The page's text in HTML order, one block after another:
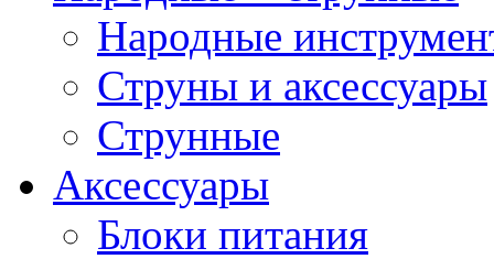
Народные
Струны и аксессуары
Струнные
Аксессуары
Блоки питания